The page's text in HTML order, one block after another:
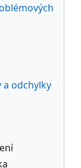
odchylky